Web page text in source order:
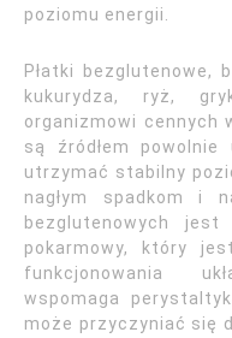
poziomu energii.
Płatki bezglutenowe,
kukurydza, ryż,
organizmowi cennych
są źródłem powolnie
utrzymać stabilny
nagłym spadkom i
bezglutenowych
pokarmowy, który
funkcjonowania
wspomaga
może przyczyniać się